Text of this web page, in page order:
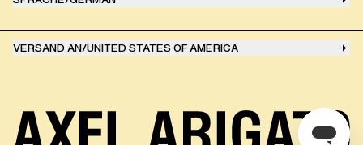
VERSAND AN/UNITED STATES OF AMERICA